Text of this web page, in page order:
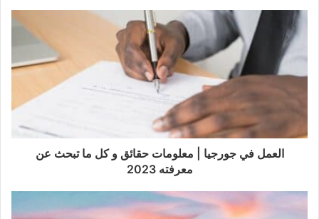
العمل في جورجيا | معلومات حقائق و كل ما تبحث عن
معرفته 2023